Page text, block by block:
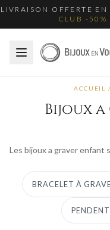
LIVRAISON OFFERTE
CLUB -50%
ACCUEIL /
Bijoux
BRACELET À